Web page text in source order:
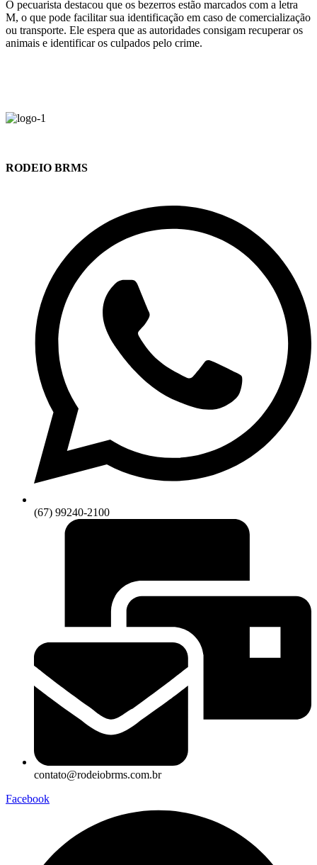
O pecuarista destacou que os bezerros estão marcados com a letra
M, o que pode facilitar sua identificação em caso de comercialização
ou transporte. Ele espera que as autoridades consigam recuperar os
animais e identificar os culpados pelo crime.
RODEIO BRMS
(67) 99240-2100
contato@rodeiobrms.com.br
Facebook